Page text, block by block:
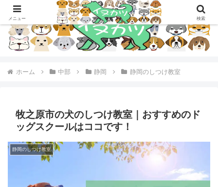
ホーム 中部 静岡 静岡のしつけ教室
牧之原市の犬のしつけ教室｜おすすめのド
ッグスクールはココです！
静岡のしつけ教室
メニュー 検索